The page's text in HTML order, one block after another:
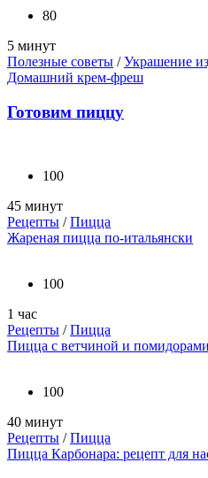
80
5 минут
Полезные советы /Украшение
Домашний крем-фреш
Готовим пиццу
100
45 минут
Рецепты /Пицца
Жареная пицца по-итальянски
100
1 час
Рецепты /Пицца
Пицца с ветчиной и помидорами
100
40 минут
Рецепты /Пицца
Пицца Карбонара: рецепт для